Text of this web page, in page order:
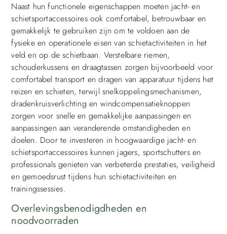
Naast hun functionele eigenschappen moeten jacht- en
schietsportaccessoires ook comfortabel, betrouwbaar en
gemakkelijk te gebruiken zijn om te voldoen aan de
fysieke en operationele eisen van schietactiviteiten in het
veld en op de schietbaan. Verstelbare riemen,
schouderkussens en draagtassen zorgen bijvoorbeeld voor
comfortabel transport en dragen van apparatuur tijdens het
reizen en schieten, terwijl snelkoppelingsmechanismen,
dradenkruisverlichting en windcompensatieknoppen
zorgen voor snelle en gemakkelijke aanpassingen en
aanpassingen aan veranderende omstandigheden en
doelen. Door te investeren in hoogwaardige jacht- en
schietsportaccessoires kunnen jagers, sportschutters en
professionals genieten van verbeterde prestaties, veiligheid
en gemoedsrust tijdens hun schietactiviteiten en
trainingssessies.
Overlevingsbenodigdheden en
noodvoorraden